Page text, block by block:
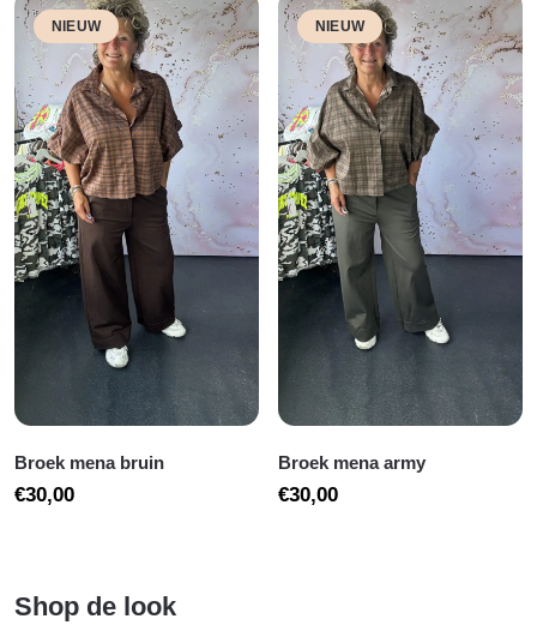
NIEUW
Broek mena bruin
€30,00
NIEUW
Broek mena army
€30,00
Shop de look